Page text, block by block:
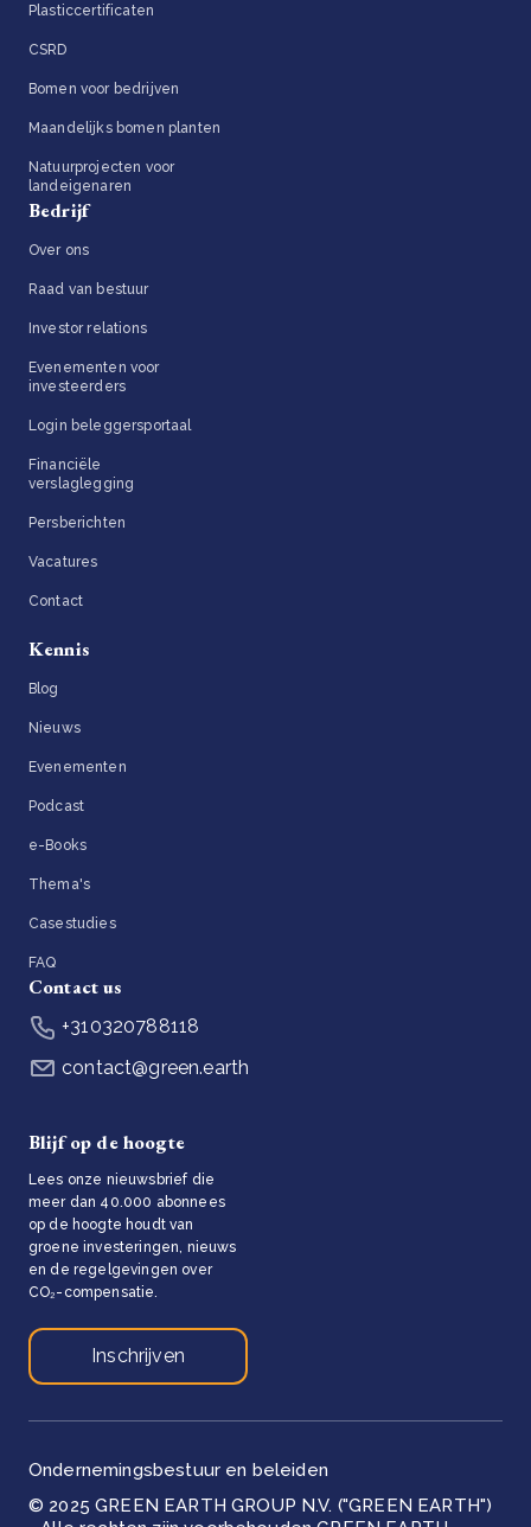
Plasticcertificaten
CSRD
Bomen voor bedrijven
Maandelijks bomen planten
Natuurprojecten voor
landeigenaren
Bedrijf
Over ons
Raad van bestuur
Investor relations
Evenementen voor
investeerders
Login beleggersportaal
Financiële
verslaglegging
Persberichten
Vacatures
Contact
Kennis
Blog
Nieuws
Evenementen
Podcast
e-Books
Thema's
Casestudies
FAQ
Contact us
+310320788118
contact@green.earth
Blijf op de hoogte
Lees onze nieuwsbrief die
meer dan 40.000 abonnees
op de hoogte houdt van
groene investeringen, nieuws
en de regelgevingen over
CO₂-compensatie.
Inschrijven
© 2025 GREEN EARTH GROUP N.V. ("GREEN EARTH")
Ondernemingsbestuur en beleiden